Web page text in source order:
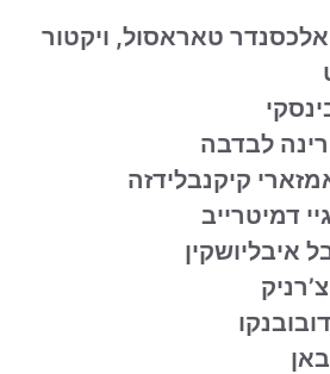
אלכסנדר טאראסול, ויקטור
לבדבה
קיקנבלידזה
דמיטרייב
איבליושקין